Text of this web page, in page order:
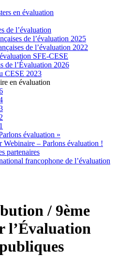
en évaluation
de l’évaluation
de l’évaluation 2025
de l’évaluation 2022
SFE-CESE
de l’Évaluation 2026
CESE 2023
en évaluation
évaluation »
Webinaire – Parlons évaluation !
partenaires
francophone de l’évaluation
/ 9ème
l’Évaluation